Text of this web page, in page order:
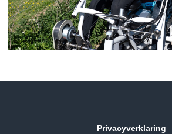
Privacyverklaring